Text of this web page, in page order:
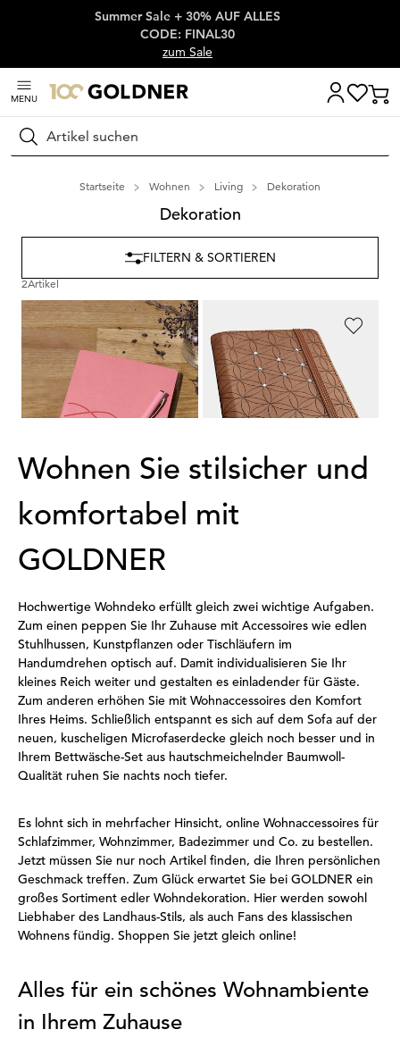
Überspringe Navigation, direkt zum Content
Summer Sale + 30% AUF ALLES
CODE: FINAL30
zum Sale
MENU
Suchen
Startseite Wohnen Living Dekoration
Dekoration
2Artikel
FILTERN & SORTIEREN
GOLDNER
Notizbuch
4,95 €
14,95 €
GOLDNER
Notizbuch
4,95 €14,95 €
Wohnen Sie stilsicher und
komfortabel mit
GOLDNER
Hochwertige Wohndeko erfüllt gleich zwei wichtige Aufgaben.
Zum einen peppen Sie Ihr Zuhause mit Accessoires wie edlen
Stuhlhussen, Kunstpflanzen oder Tischläufern im
Handumdrehen optisch auf. Damit individualisieren Sie Ihr
kleines Reich weiter und gestalten es einladender für Gäste.
Zum anderen erhöhen Sie mit Wohnaccessoires den Komfort
Ihres Heims. Schließlich entspannt es sich auf dem Sofa auf der
neuen, kuscheligen Microfaserdecke gleich noch besser und in
Ihrem Bettwäsche-Set aus hautschmeichelnder Baumwoll-
Qualität ruhen Sie nachts noch tiefer.
Es lohnt sich in mehrfacher Hinsicht, online Wohnaccessoires für
Schlafzimmer, Wohnzimmer, Badezimmer und Co. zu bestellen.
Jetzt müssen Sie nur noch Artikel finden, die Ihren persönlichen
Geschmack treffen. Zum Glück erwartet Sie bei GOLDNER ein
großes Sortiment edler Wohndekoration. Hier werden sowohl
Liebhaber des Landhaus-Stils, als auch Fans des klassischen
Wohnens fündig. Shoppen Sie jetzt gleich online!
Alles für ein schönes Wohnambiente
in Ihrem Zuhause